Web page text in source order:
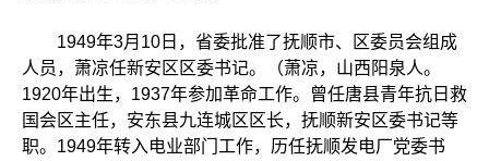
1949年3月10日，省委批准了抚顺市、区委员会组成
人员，萧凉任新安区区委书记。（萧凉，山西阳泉人。
1920年出生，1937年参加革命工作。曾任唐县青年抗日救
国会区主任，安东县九连城区区长，抚顺新安区委书记等
职。1949年转入电业部门工作，历任抚顺发电厂党委书